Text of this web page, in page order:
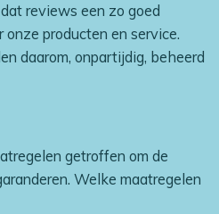
reviews een zo goed
producten en service.
daarom, onpartijdig, beheerd
getroffen om de
Welke maatregelen